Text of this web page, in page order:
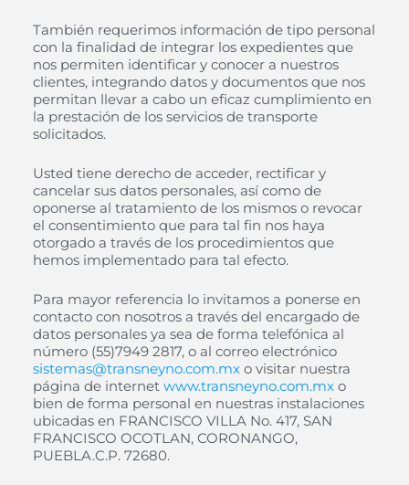
También requerimos información de tipo personal
con la finalidad de integrar los expedientes que
nos permiten identificar y conocer a nuestros
clientes, integrando datos y documentos que nos
permitan llevar a cabo un eficaz cumplimiento en
la prestación de los servicios de transporte
solicitados.
Usted tiene derecho de acceder, rectificar y
cancelar sus datos personales, así como de
oponerse al tratamiento de los mismos o revocar
el consentimiento que para tal fin nos haya
otorgado a través de los procedimientos que
hemos implementado para tal efecto.
Para mayor referencia lo invitamos a ponerse en
contacto con nosotros a través del encargado de
datos personales ya sea de forma telefónica al
número (55)7949 2817, o al correo electrónico
sistemas@transneyno.com.mx o visitar nuestra
página de internet www.transneyno.com.mx o
bien de forma personal en nuestras instalaciones
ubicadas en FRANCISCO VILLA No. 417, SAN
FRANCISCO OCOTLAN, CORONANGO,
PUEBLA.C.P. 72680.